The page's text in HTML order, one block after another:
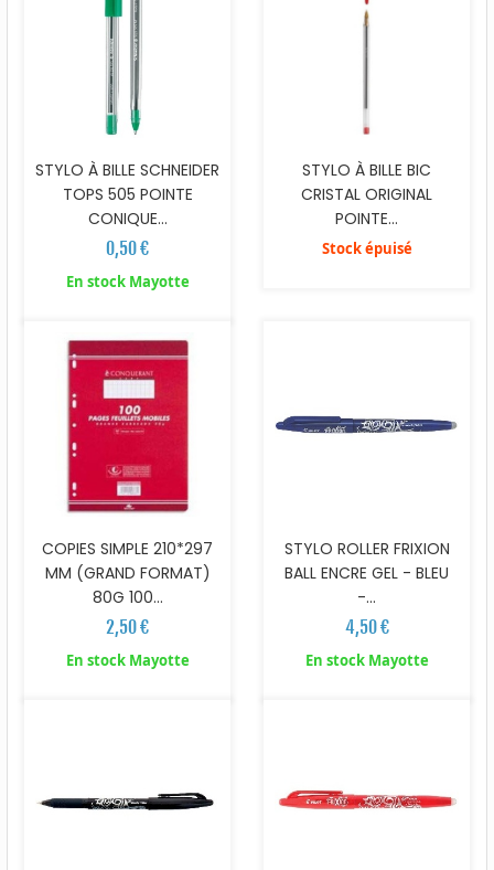
STYLO À BILLE SCHNEIDER
TOPS 505 POINTE
CONIQUE...
0,50 €
En stock Mayotte
STYLO À BILLE BIC
CRISTAL ORIGINAL
POINTE...
Stock épuisé
COPIES SIMPLE 210*297
MM (GRAND FORMAT)
80G 100...
2,50 €
En stock Mayotte
STYLO ROLLER FRIXION
BALL ENCRE GEL - BLEU
-...
4,50 €
En stock Mayotte